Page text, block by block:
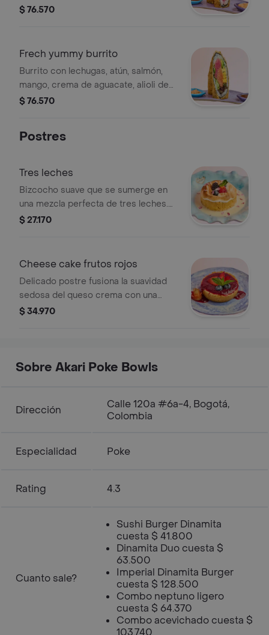
ensalada de algas, queso crema,
$ 76.570
Frech yummy burrito
Burrito con lechugas, atún, salmón,
mango, crema de aguacate, alioli de
ajonjolí y cebollina
$ 76.570
Postres
Tres leches
Bizcocho suave que se sumerge en
una mezcla perfecta de tres leches.
cada bocado es una explosión
nuestra mermelada de frutos del
$ 27.170
Cheese cake frutos rojos
Delicado postre fusiona la suavidad
sedosa del queso crema con una
base de galleta crujiente, que
$ 34.970
Sobre Akari Poke Bowls
Dirección
Calle 120a #6a-4, Bogotá,
Colombia
Especialidad Poke
Rating 4.3
Cuanto sale?
Sushi Burger Dinamita
cuesta $ 41.800
Dinamita Duo cuesta $
63.500
Imperial Dinamita Burger
cuesta $ 128.500
Combo neptuno ligero
cuesta $ 64.370
Combo acevichado cuesta $
103.740